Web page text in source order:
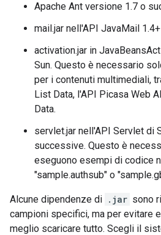
Apache Ant versione 1.7 o
mail.jar nell'API JavaMail
activation.jar in
Sun. Questo è necessario
per i contenuti multimediali,
List Data, l'API Picasa Web
Data.
servlet.jar nell'API Servlet di
successive. Questo è
eseguono esempi di codice
"sample.authsub" o
Alcune dipendenze di .jar sono
campioni specifici, ma per evitare
meglio scaricare tutto. Scegli il